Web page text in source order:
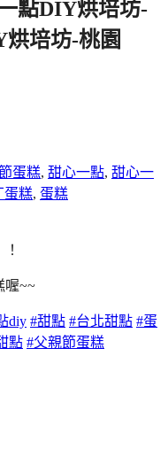
點DIY烘培坊-
培坊-桃園
蛋糕, 甜心一點, 甜心一
蛋糕, 蛋糕
！
喔~~
diy #甜點 #台北甜點 #蛋
點 #父親節蛋糕